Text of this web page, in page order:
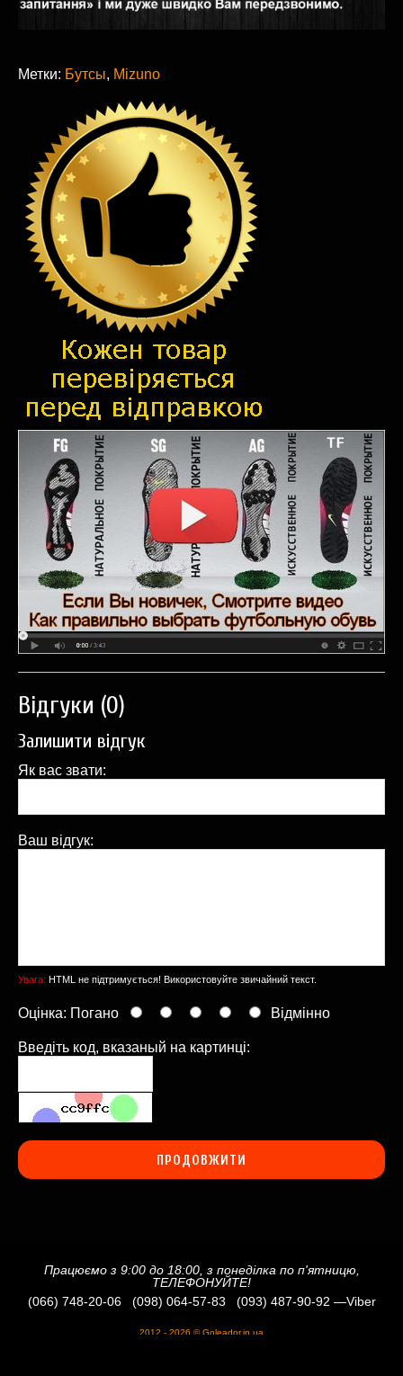
Метки: Бутсы, Mizuno
Відгуки (0)
Залишити відгук
Як вас звати:
Ваш відгук:
Увага: HTML не підтримується! Використовуйте звичайний текст.
Оцінка: Погано Відмінно
Введіть код, вказаный на картинці:
ПРОДОВЖИТИ
2012 - 2026 © Goleador.in.ua
Працюємо з 9:00 до 18:00, з понеділка по п'ятницю,
ТЕЛЕФОНУЙТЕ!
(066) 748-20-06
(098) 064-57-83 (093) 487-90-92 —Viber